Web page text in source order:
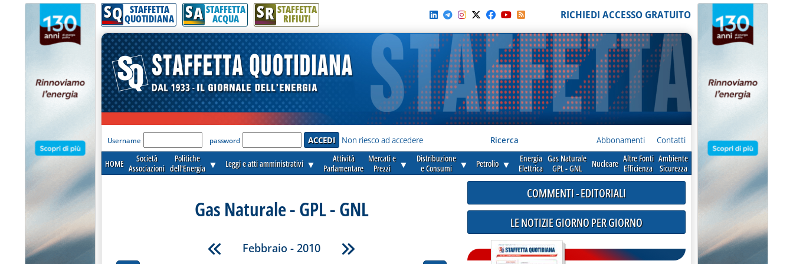
SQ STAFFETTA
QUOTIDIANA SA STAFFETTA
ACQUA SR STAFFETTA
RIFIUTI RICHIEDI ACCESSO GRATUITO
'Modulo Login per accedere'
Username password Non riesco ad accedere Ricerca Abbonamenti Contatti
HOME
Società
Associazioni
Politiche
dell'Energia ▼ Leggi e atti amministrativi ▼
Attività
Parlamentare
Mercati e
Prezzi
▼
Distribuzione
e Consumi
▼ Petrolio ▼
Energia
Elettrica
Gas Naturale
GPL - GNL
Nucleare Altre Fonti
Efficienza
Ambiente
Sicurezza
Gas Naturale - GPL - GNL
Febbraio - 2010
COMMENTI - EDITORIALI
LE NOTIZIE GIORNO PER GIORNO